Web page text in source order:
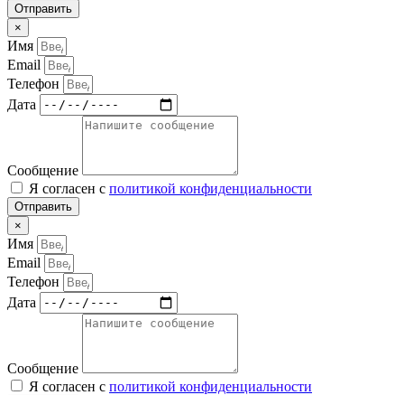
Отправить
×
Имя
Email
Телефон
Дата
Сообщение
Я согласен с политикой конфиденциальности
Отправить
×
Имя
Email
Телефон
Дата
Сообщение
Я согласен с политикой конфиденциальности